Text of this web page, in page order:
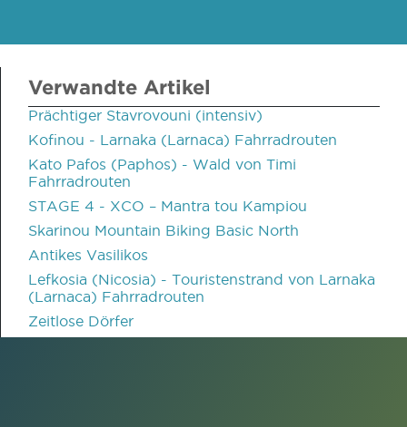
Verwandte Artikel
Prächtiger Stavrovouni (intensiv)
Kofinou - Larnaka (Larnaca) Fahrradrouten
Kato Pafos (Paphos) - Wald von Timi
Fahrradrouten
STAGE 4 - XCO – Mantra tou Kampiou
Skarinou Mountain Biking Basic North
Antikes Vasilikos
Lefkosia (Nicosia) - Touristenstrand von Larnaka
(Larnaca) Fahrradrouten
Zeitlose Dörfer